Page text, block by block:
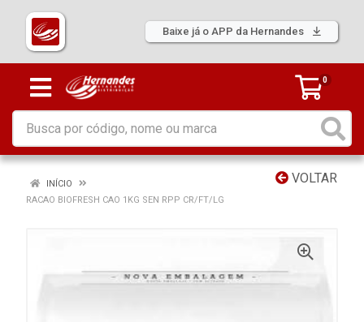
Baixe já o APP da Hernandes
0
VOLTAR
INÍCIO
RACAO BIOFRESH CAO 1KG SEN RPP CR/FT/LG